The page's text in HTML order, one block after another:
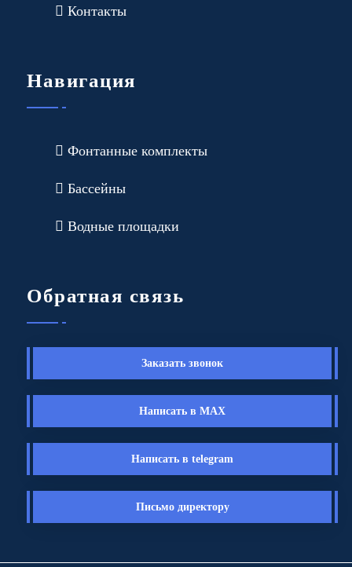
Контакты
Навигация
Фонтанные комплекты
Бассейны
Водные площадки
Обратная связь
Заказать звонок
Написать в MAX
Написать в telegram
Письмо директору